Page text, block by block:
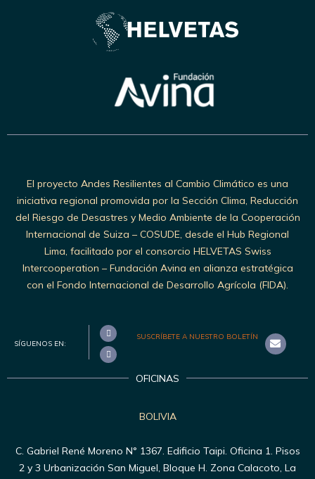
El proyecto Andes Resilientes al Cambio Climático es una
iniciativa regional promovida por la Sección Clima, Reducción
del Riesgo de Desastres y Medio Ambiente de la Cooperación
Internacional de Suiza – COSUDE, desde el Hub Regional
Lima, facilitado por el consorcio HELVETAS Swiss
Intercooperation – Fundación Avina en alianza estratégica
con el Fondo Internacional de Desarrollo Agrícola (FIDA).
SÍGUENOS EN:
SUSCRÍBETE A NUESTRO BOLETÍN
OFICINAS
BOLIVIA
C. Gabriel René Moreno N° 1367. Edificio Taipi. Oficina 1. Pisos
2 y 3 Urbanización San Miguel, Bloque H. Zona Calacoto, La